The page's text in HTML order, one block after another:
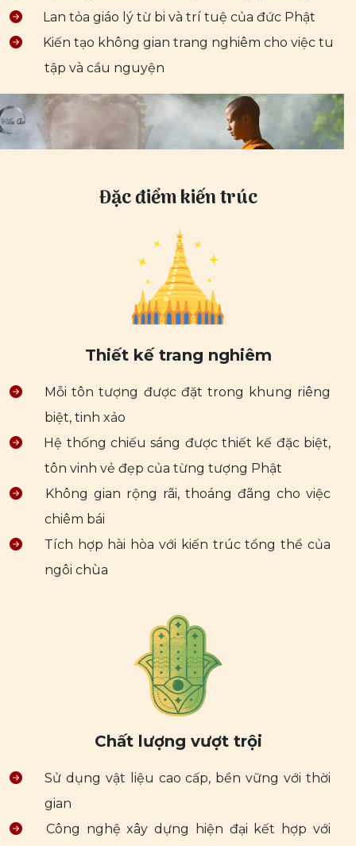
Lan tỏa giáo lý từ bi và trí tuệ của đức Phật
Kiến tạo không gian trang nghiêm cho việc tu
tập và cầu nguyện
Đặc điểm kiến trúc
Thiết kế trang nghiêm
Mỗi tôn tượng được đặt trong khung riêng
biệt, tinh xảo
Hệ thống chiếu sáng được thiết kế đặc biệt,
tôn vinh vẻ đẹp của từng tượng Phật
Không gian rộng rãi, thoáng đãng cho việc
chiêm bái
Tích hợp hài hòa với kiến trúc tổng thể của
ngôi chùa
Chất lượng vượt trội
Sử dụng vật liệu cao cấp, bền vững với thời
gian
Công nghệ xây dựng hiện đại kết hợp với